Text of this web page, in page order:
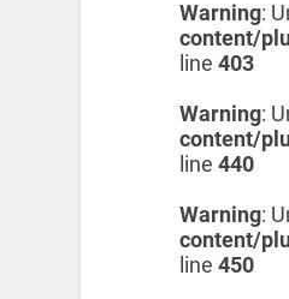
Warning:
content/
line 403
Warning:
content/
line 440
Warning:
content/
line 450